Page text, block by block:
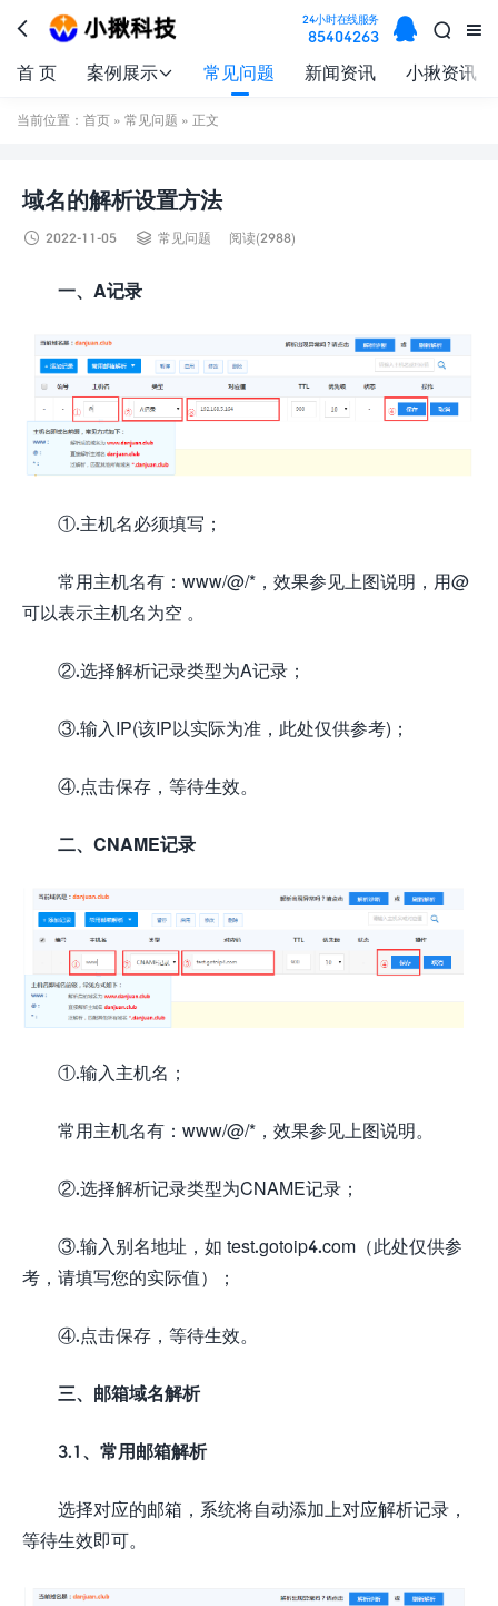
 

24小时在线服务
85404263 
首 页 案例展示 常见问题 新闻资讯 小揪资讯
当前位置： 首页 » 常见问题 » 正文
域名的解析设置方法
 2022-11-05  常见问题 阅读(2988)
一、A记录
①.主机名必须填写；
常用主机名有：www/@/*，效果参见上图说明，用@
可以表示主机名为空 。
②.选择解析记录类型为A记录；
③.输入IP(该IP以实际为准，此处仅供参考)；
④.点击保存，等待生效。
二、CNAME记录
①.输入主机名；
常用主机名有：www/@/*，效果参见上图说明。
②.选择解析记录类型为CNAME记录；
③.输入别名地址，如 test.gotoip4.com（此处仅供参
考，请填写您的实际值）；
④.点击保存，等待生效。
三、邮箱域名解析
3.1、常用邮箱解析
选择对应的邮箱，系统将自动添加上对应解析记录，
等待生效即可。